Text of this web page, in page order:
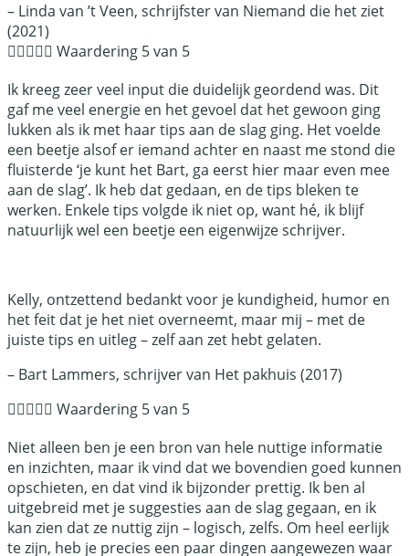
– Linda van ’t Veen, schrijfster van Niemand die het ziet
(2021)
 Waardering 5 van 5
Ik kreeg zeer veel input die duidelijk geordend was. Dit
gaf me veel energie en het gevoel dat het gewoon ging
lukken als ik met haar tips aan de slag ging. Het voelde
een beetje alsof er iemand achter en naast me stond die
fluisterde ‘je kunt het Bart, ga eerst hier maar even mee
aan de slag’. Ik heb dat gedaan, en de tips bleken te
werken. Enkele tips volgde ik niet op, want hé, ik blijf
natuurlijk wel een beetje een eigenwijze schrijver.
Kelly, ontzettend bedankt voor je kundigheid, humor en
het feit dat je het niet overneemt, maar mij – met de
juiste tips en uitleg – zelf aan zet hebt gelaten.
– Bart Lammers, schrijver van Het pakhuis (2017)
 Waardering 5 van 5
Niet alleen ben je een bron van hele nuttige informatie
en inzichten, maar ik vind dat we bovendien goed kunnen
opschieten, en dat vind ik bijzonder prettig. Ik ben al
uitgebreid met je suggesties aan de slag gegaan, en ik
kan zien dat ze nuttig zijn – logisch, zelfs. Om heel eerlijk
te zijn, heb je precies een paar dingen aangewezen waar